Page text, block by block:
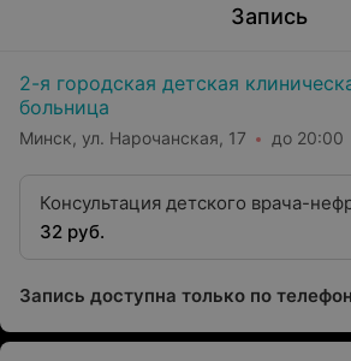
Запись
2-я городская детская
больница
Минск, ул. Нарочанская, 17 до 20:00
Консультация детского врача-
категории
32 руб.
Запись доступна только по